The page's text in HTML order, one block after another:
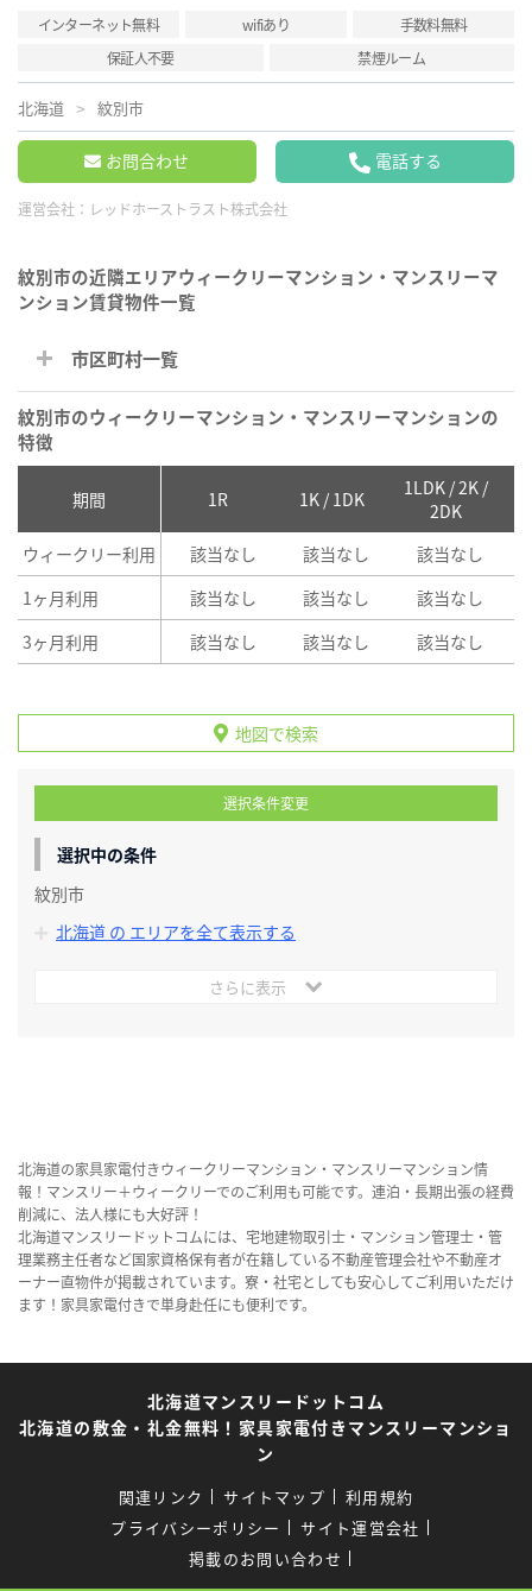
インターネット無料 wifiあり
手数料無料
保証人不要
禁煙ルーム
北海道 紋別市
お問合わせ 電話する
運営会社： レッドホーストラスト株式会社
紋別市の近隣エリアウィークリーマンション・マンスリーマ
ンション賃貸物件一覧
市区町村一覧
紋別市のウィークリーマンション・マンスリーマンションの
特徴
期間 1R 1K / 1DK
1LDK / 2K /
2DK
ウィークリー利用 該当なし 該当なし 該当なし
1ヶ月利用
該当なし 該当なし 該当なし
3ヶ月利用
該当なし 該当なし 該当なし
地図で検索
選択条件変更
選択中の条件
紋別市
北海道 の エリアを全て表示する
さらに表示
北海道の家具家電付きウィークリーマンション・マンスリーマンション情
報！マンスリー＋ウィークリーでのご利用も可能です。連泊・長期出張の経費
削減に、法人様にも大好評！
北海道マンスリードットコムには、宅地建物取引士・マンション管理士・管
理業務主任者など国家資格保有者が在籍している不動産管理会社や不動産オ
ーナー直物件が掲載されています。寮・社宅としても安心してご利用いただけ
ます！家具家電付きで単身赴任にも便利です。
北海道マンスリードットコム
北海道の敷金・礼金無料！家具家電付きマンスリーマンショ
ン
関連リンク サイトマップ
利用規約
プライバシーポリシー
サイト運営会社
掲載のお問い合わせ